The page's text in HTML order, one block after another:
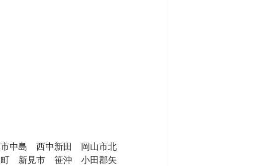
中島　西中新田　岡山市北
　新見市　笹沖　小田郡矢